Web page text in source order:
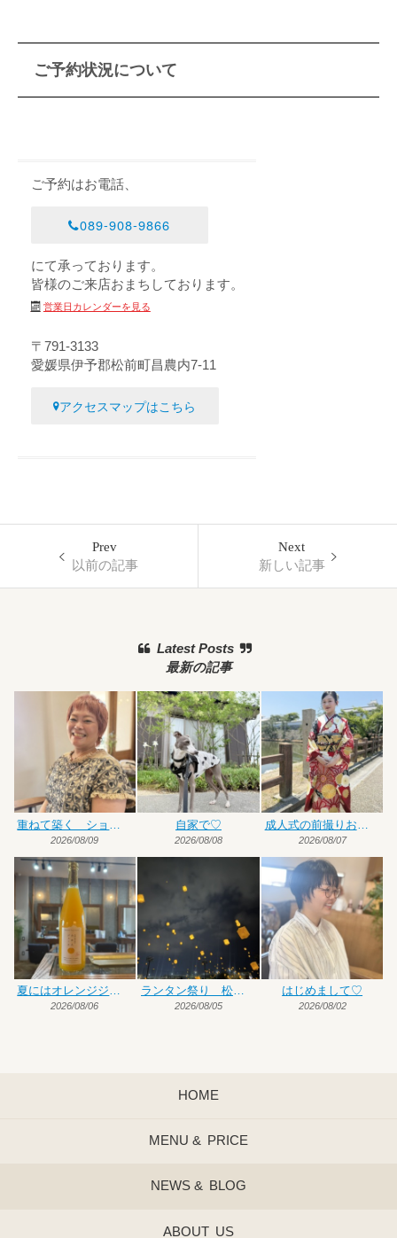
ご予約状況について
ご予約はお電話、
089-908-9866
にて承っております。
皆様のご来店おまちしております。
営業日カレンダーを見る
〒791-3133
愛媛県伊予郡松前町昌農内7-11
アクセスマップはこちら
Prev
以前の記事
Next
新しい記事
Latest Posts
最新の記事
2026/08/09
自家で♡
2026/08/08 2026/08/07
2026/08/06 2026/08/05
はじめまして♡
2026/08/02
HOME
MENU & PRICE
NEWS & BLOG
ABOUT US